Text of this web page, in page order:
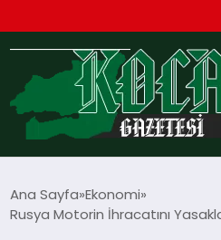
TEKNOLOJI
Ana Sayfa Ekonomi
Rusya Motorin İhracatını